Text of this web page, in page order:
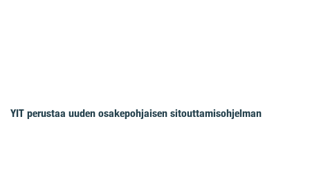
YIT perustaa uuden osakepohjaisen sitouttamisohjelman